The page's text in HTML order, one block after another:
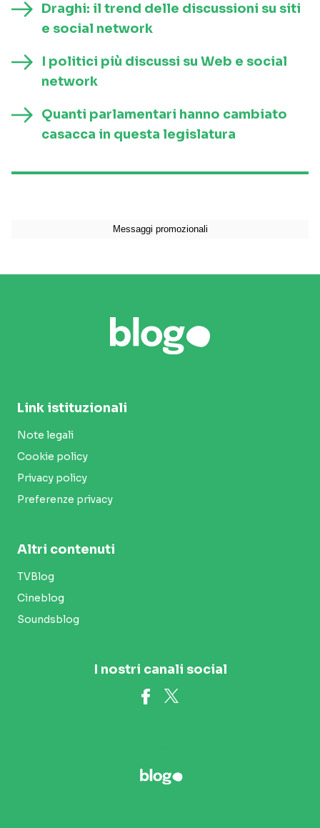
Draghi: il trend delle discussioni su siti
e social network
I politici più discussi su Web e social
network
Quanti parlamentari hanno cambiato
casacca in questa legislatura
Link istituzionali
Note legali
Cookie policy
Privacy policy
Preferenze privacy
Altri contenuti
TVBlog
Cineblog
Soundsblog
I nostri canali social